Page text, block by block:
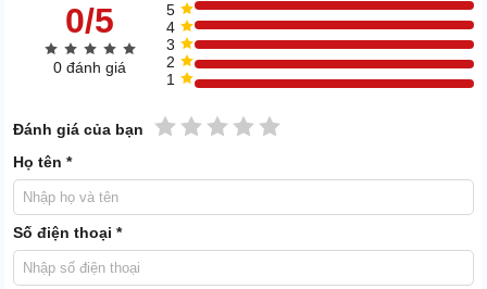
0/5
0 đánh giá
5
4
3
2
1
Đánh giá của bạn 5 sao
4 sao
3 sao
2 sao
1 sao
Họ tên *
Số điện thoại *